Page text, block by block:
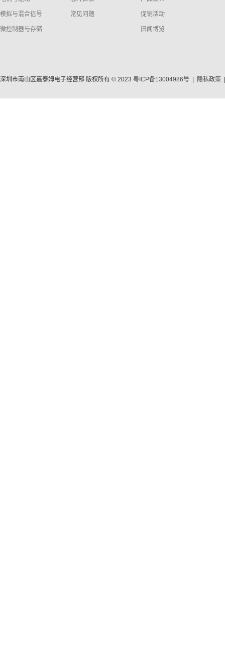
模拟与混合信号
微控制器与存储
常见问题 促销活动
旧闻博览
深圳市南山区嘉泰姆电子经营部 版权所有 © 2023 粤ICP备13004986号 隐私政策